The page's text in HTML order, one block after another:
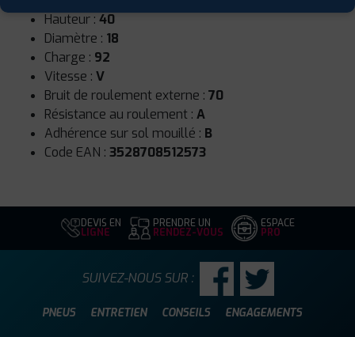
Hauteur : 40
Diamètre : 18
Charge : 92
Vitesse : V
Bruit de roulement externe : 70
Résistance au roulement : A
Adhérence sur sol mouillé : B
Code EAN : 3528708512573
DEVIS EN
LIGNE
PRENDRE UN
RENDEZ-VOUS
ESPACE
PRO
PNEUS ENTRETIEN CONSEILS ENGAGEMENTS
SUIVEZ-NOUS SUR :